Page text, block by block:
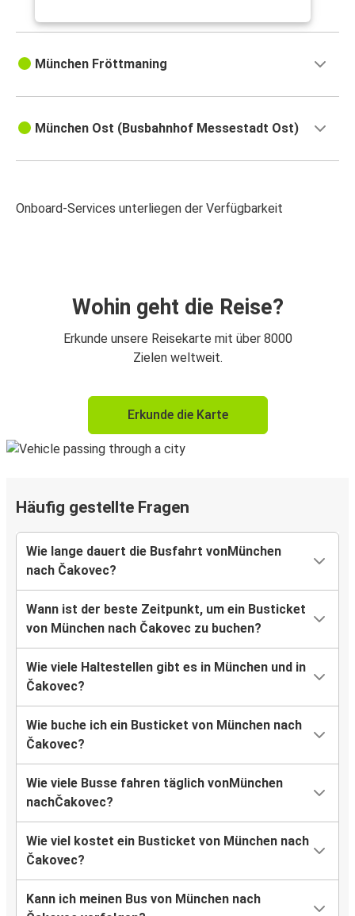
München Fröttmaning
München Ost (Busbahnhof Messestadt Ost)
Onboard-Services unterliegen der Verfügbarkeit
Wohin geht die Reise?
Erkunde unsere Reisekarte mit über 8000
Zielen weltweit.
Erkunde die Karte
Häufig gestellte Fragen
Wie lange dauert die Busfahrt vonMünchen
nach Čakovec?
Wann ist der beste Zeitpunkt, um ein Busticket
von München nach Čakovec zu buchen?
Wie viele Haltestellen gibt es in München und in
Čakovec?
Wie buche ich ein Busticket von München nach
Čakovec?
Wie viele Busse fahren täglich vonMünchen
nachČakovec?
Wie viel kostet ein Busticket von München nach
Čakovec?
Kann ich meinen Bus von München nach